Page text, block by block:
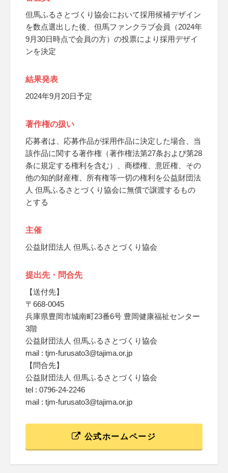
但馬ふるさとづくり協会において採用候補デザイン
を数点選出した後、但馬ファンクラブ会員（2024年
9月30日時点で会員の方）の投票により採用デザイ
ンを決定
結果発表
2024年9月20日予定
著作権の扱い
応募者は、応募作品が採用作品に決定した場合、当
該作品に関する著作権（著作権法第27条および第28
条に規定する権利を含む）、商標権、意匠権、その
他の知的財産権、所有権等一切の権利を公益財団法
人 但馬ふるさとづくり協会に無償で譲渡するもの
とする
主催
公益財団法人 但馬ふるさとづくり協会
提出先・問合先
【送付先】
〒668-0045
兵庫県豊岡市城南町23番6号 豊岡健康福祉センター
3階
公益財団法人 但馬ふるさとづくり協会
mail : tjm-furusato3@tajima.or.jp
【問合先】
公益財団法人 但馬ふるさとづくり協会
tel : 0796-24-2246
mail : tjm-furusato3@tajima.or.jp
公式ホームページ